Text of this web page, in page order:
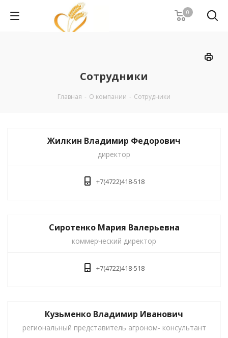
0
Сотрудники
Главная - О компании - Сотрудники
Жилкин Владимир Федорович
директор
+7(4722)418-518
Сиротенко Мария Валерьевна
коммерческий директор
+7(4722)418-518
Кузьменко Владимир Иванович
региональный представитель агроном- консультант